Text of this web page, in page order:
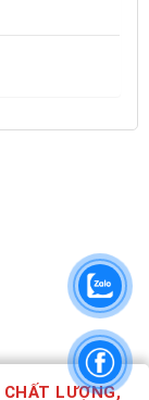
LƯỢNG,